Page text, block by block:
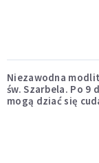
Niezawodna
św. Szarbela. Po 9
mogą dziać się